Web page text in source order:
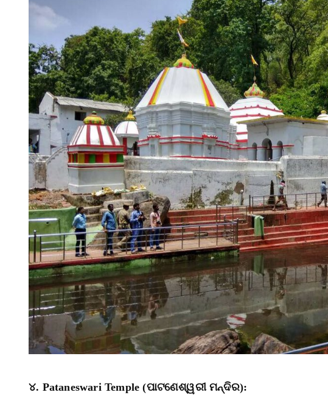
୪. Pataneswari Temple (ପାଟଣେଶ୍ୱରୀ ମନ୍ଦିର):